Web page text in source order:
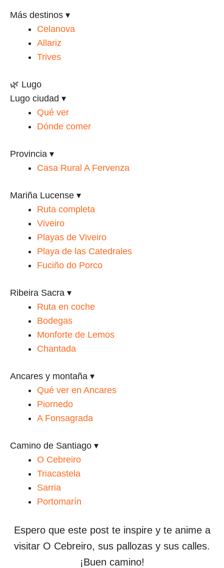
Más destinos ▾
Celanova
Allariz
Trives
🌿 Lugo
Lugo ciudad ▾
Qué ver
Dónde comer
Provincia ▾
Casa Rural A Fervenza
Mariña Lucense ▾
Ruta completa
Viveiro
Playas de Viveiro
Playa de las Catedrales
Fuciño do Porco
Ribeira Sacra ▾
Ruta en coche
Bodegas
Monforte de Lemos
Chantada
Ancares y montaña ▾
Qué ver en Ancares
Piornedo
A Fonsagrada
Camino de Santiago ▾
O Cebreiro
Triacastela
Sarria
Portomarín
Espero que este post te inspire y te anime a
visitar O Cebreiro, sus pallozas y sus calles.
¡Buen camino!